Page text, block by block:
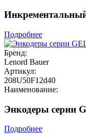
Подробнее
Бренд:
Lenord Bauer
Артикул:
208U50F12d40
Наименование:
Энкодеры серии
Подробнее